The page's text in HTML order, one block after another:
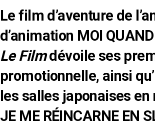
Le film d’aventure de
d’animation MOI
Le Filmdévoile ses
promotionnelle, ainsi
les salles japonaises
JE ME RÉINCARNE EN